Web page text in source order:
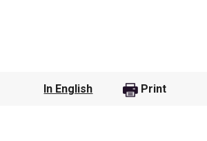
In English Print